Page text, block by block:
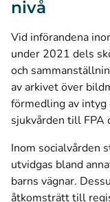
nivå
Vid införandena
under 2021 dels
och
av arkivet över
förmedling av intyg
sjukvården till FPA
Inom socialvården
utvidgas bland
barns vägnar.
åtkomsträtt till